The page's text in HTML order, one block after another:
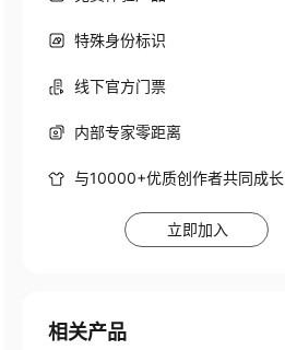
特殊身份标识
线下官方门票
内部专家零距离
与10000+优质创作者共同成长
立即加入
相关产品